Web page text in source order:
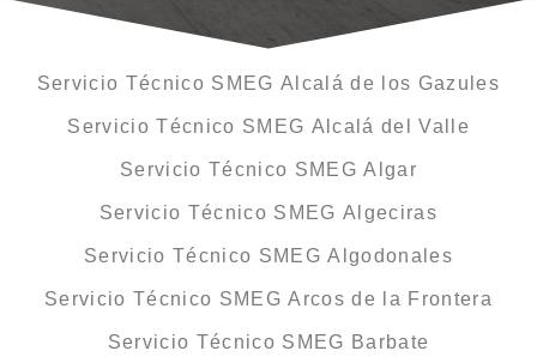
Servicio Técnico SMEG Alcalá de los Gazules
Servicio Técnico SMEG Alcalá del Valle
Servicio Técnico SMEG Algar
Servicio Técnico SMEG Algeciras
Servicio Técnico SMEG Algodonales
Servicio Técnico SMEG Arcos de la Frontera
Servicio Técnico SMEG Barbate